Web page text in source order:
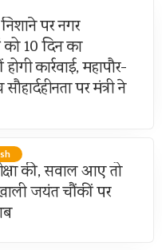
निशाने पर नगर
10 दिन का
कार्रवाई, महापौर-
पर मंत्री ने
की, सवाल आए तो
जयंत चौंकीं पर